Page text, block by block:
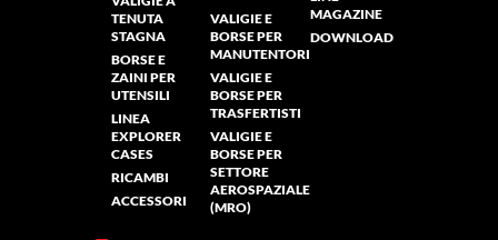
TENUTA
STAGNA
BORSE E
ZAINI PER
UTENSILI
LINEA
EXPLORER
CASES
RICAMBI
ACCESSORI
VALIGIE E
BORSE PER
MANUTENTORI
VALIGIE E
BORSE PER
TRASFERTISTI
VALIGIE E
BORSE PER
SETTORE
AEROSPAZIALE
(MRO)
MAGAZINE
DOWNLOAD